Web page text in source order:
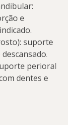
e
suporte
perioral
dentes e